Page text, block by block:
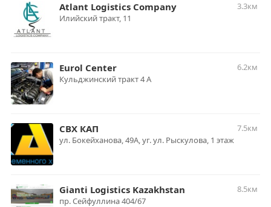
Atlant Logistics Company
3.3км
Илийский тракт, 11
Eurol Center
6.2км
Кульджинский тракт 4 A
СВХ КАП
7.5км
ул. Бокейханова, 49А, уг. ул. Рыскулова, 1 этаж
Gianti Logistics Kazakhstan
8.5км
пр. Сейфуллина 404/67